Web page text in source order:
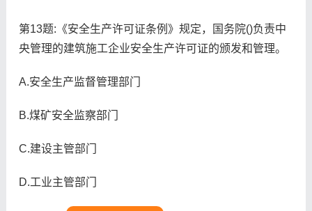
第13题:《安全生产许可证条例》规定，国务院()负责中
央管理的建筑施工企业安全生产许可证的颁发和管理。
A.安全生产监督管理部门
B.煤矿安全监察部门
C.建设主管部门
D.工业主管部门